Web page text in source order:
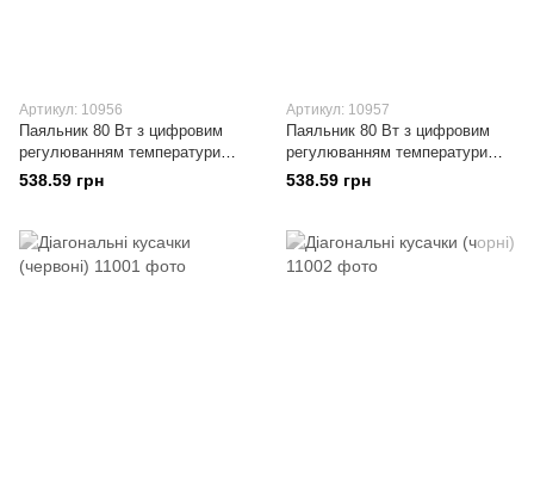
Артикул: 10956
Паяльник 80 Вт з цифровим
регулюванням температури
(чорний)
538.59 грн
Артикул: 10957
Паяльник 80 Вт з цифровим
регулюванням температури
(білий)
538.59 грн